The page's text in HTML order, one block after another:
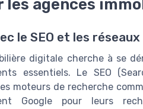
agences
le SEO et les
digitale cherche à se
essentiels. Le SEO
moteurs de recherche
Google pour leurs